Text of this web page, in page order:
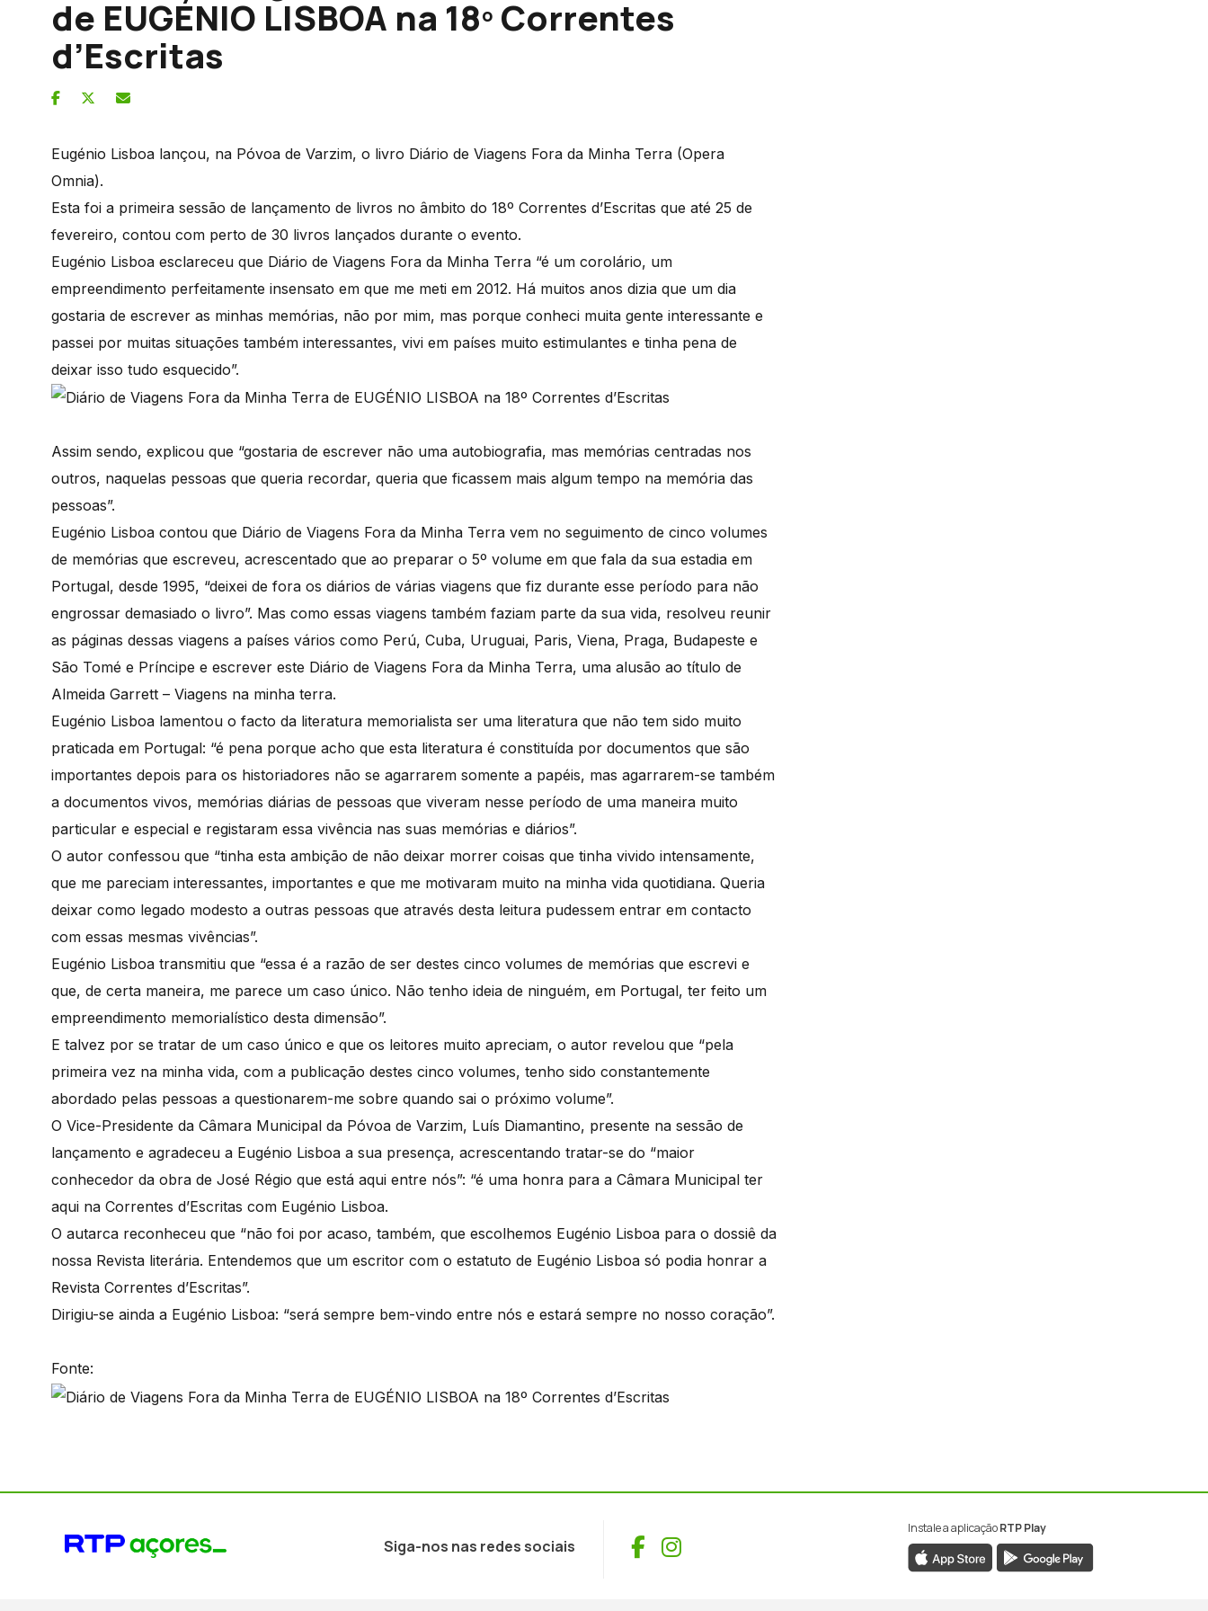
de EUGÉNIO LISBOA na 18º Correntes
d’Escritas
Eugénio Lisboa lançou, na Póvoa de Varzim, o livro Diário de Viagens Fora da Minha Terra (Opera
Omnia).
Esta foi a primeira sessão de lançamento de livros no âmbito do 18º Correntes d’Escritas que até 25 de
fevereiro, contou com perto de 30 livros lançados durante o evento.
Eugénio Lisboa esclareceu que Diário de Viagens Fora da Minha Terra “é um corolário, um
empreendimento perfeitamente insensato em que me meti em 2012. Há muitos anos dizia que um dia
gostaria de escrever as minhas memórias, não por mim, mas porque conheci muita gente interessante e
passei por muitas situações também interessantes, vivi em países muito estimulantes e tinha pena de
deixar isso tudo esquecido”.
Assim sendo, explicou que “gostaria de escrever não uma autobiografia, mas memórias centradas nos
outros, naquelas pessoas que queria recordar, queria que ficassem mais algum tempo na memória das
pessoas”.
Eugénio Lisboa contou que Diário de Viagens Fora da Minha Terra vem no seguimento de cinco volumes
de memórias que escreveu, acrescentado que ao preparar o 5º volume em que fala da sua estadia em
Portugal, desde 1995, “deixei de fora os diários de várias viagens que fiz durante esse período para não
engrossar demasiado o livro”. Mas como essas viagens também faziam parte da sua vida, resolveu reunir
as páginas dessas viagens a países vários como Perú, Cuba, Uruguai, Paris, Viena, Praga, Budapeste e
São Tomé e Príncipe e escrever este Diário de Viagens Fora da Minha Terra, uma alusão ao título de
Almeida Garrett – Viagens na minha terra.
Eugénio Lisboa lamentou o facto da literatura memorialista ser uma literatura que não tem sido muito
praticada em Portugal: “é pena porque acho que esta literatura é constituída por documentos que são
importantes depois para os historiadores não se agarrarem somente a papéis, mas agarrarem-se também
a documentos vivos, memórias diárias de pessoas que viveram nesse período de uma maneira muito
particular e especial e registaram essa vivência nas suas memórias e diários”.
O autor confessou que “tinha esta ambição de não deixar morrer coisas que tinha vivido intensamente,
que me pareciam interessantes, importantes e que me motivaram muito na minha vida quotidiana. Queria
deixar como legado modesto a outras pessoas que através desta leitura pudessem entrar em contacto
com essas mesmas vivências”.
Eugénio Lisboa transmitiu que “essa é a razão de ser destes cinco volumes de memórias que escrevi e
que, de certa maneira, me parece um caso único. Não tenho ideia de ninguém, em Portugal, ter feito um
empreendimento memorialístico desta dimensão”.
E talvez por se tratar de um caso único e que os leitores muito apreciam, o autor revelou que “pela
primeira vez na minha vida, com a publicação destes cinco volumes, tenho sido constantemente
abordado pelas pessoas a questionarem-me sobre quando sai o próximo volume”.
O Vice-Presidente da Câmara Municipal da Póvoa de Varzim, Luís Diamantino, presente na sessão de
lançamento e agradeceu a Eugénio Lisboa a sua presença, acrescentando tratar-se do “maior
conhecedor da obra de José Régio que está aqui entre nós”: “é uma honra para a Câmara Municipal ter
aqui na Correntes d’Escritas com Eugénio Lisboa.
O autarca reconheceu que “não foi por acaso, também, que escolhemos Eugénio Lisboa para o dossiê da
nossa Revista literária. Entendemos que um escritor com o estatuto de Eugénio Lisboa só podia honrar a
Revista Correntes d’Escritas”.
Dirigiu-se ainda a Eugénio Lisboa: “será sempre bem-vindo entre nós e estará sempre no nosso coração”.
Fonte:
Siga-nos nas redes sociais Facebook
Instagram
Instale a aplicaçãoRTP Play